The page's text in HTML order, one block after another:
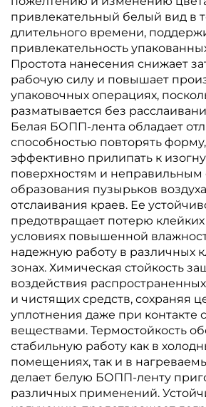
привлекательный белый вид в
длительного времени,
привлекательность
Простота нанесения снижает
рабочую силу и повышает
упаковочных операциях,
разматывается без
Белая БОПП-лента обладает
способностью повторять
эффективно прилипать к
поверхностям и
образования пузырьков
отслаивания краев. Ее
предотвращает потерю клейких
условиях повышенной
надежную работу в различных
зонах. Химическая стойкость
воздействия
и чистящих средств, сохраняя
уплотнения даже при контакте
веществами. Термостойкость
стабильную работу как в
помещениях, так и в
делает белую БОПП-ленту
различных применений.